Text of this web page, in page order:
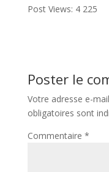
Post Views: 4 225
Poster le
Votre adresse e-
obligatoires sont
Commentaire *